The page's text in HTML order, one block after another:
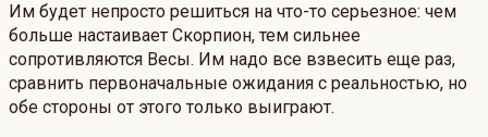
Им будет непросто решиться на что-то серьезное: чем
больше настаивает Скорпион, тем сильнее
сопротивляются Весы. Им надо все взвесить еще раз,
сравнить первоначальные ожидания с реальностью, но
обе стороны от этого только выиграют.